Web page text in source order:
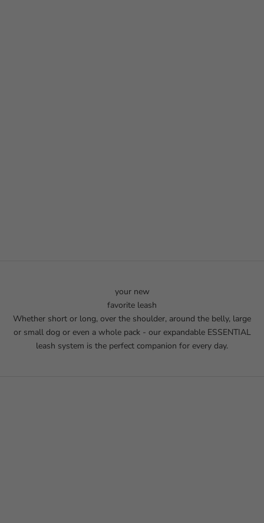
your new
favorite leash
Whether short or long, over the shoulder, around the belly, large
or small dog or even a whole pack - our expandable ESSENTIAL
leash system is the perfect companion for every day.